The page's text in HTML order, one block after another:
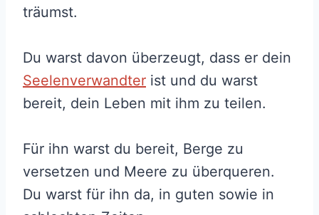
träumst.
Du warst davon überzeugt, dass er dein
Seelenverwandter ist und du warst
bereit, dein Leben mit ihm zu teilen.
Für ihn warst du bereit, Berge zu
versetzen und Meere zu überqueren.
Du warst für ihn da, in guten sowie in